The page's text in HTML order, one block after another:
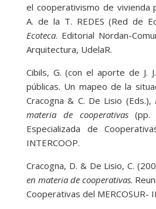
el cooperativismo de vivienda
A. de la T. REDES (Red de
Ecoteca. Editorial Nordan-
Arquitectura, UdelaR.
Cibils, G. (con el aporte de J.
públicas. Un mapeo de la
Cracogna & C. De Lisio (Eds.),
materia de cooperativas(pp.
Especializada de
INTERCOOP.
Cracogna, D. & De Lisio, C.
en materia de cooperativas.
Cooperativas del MERCOSUR-